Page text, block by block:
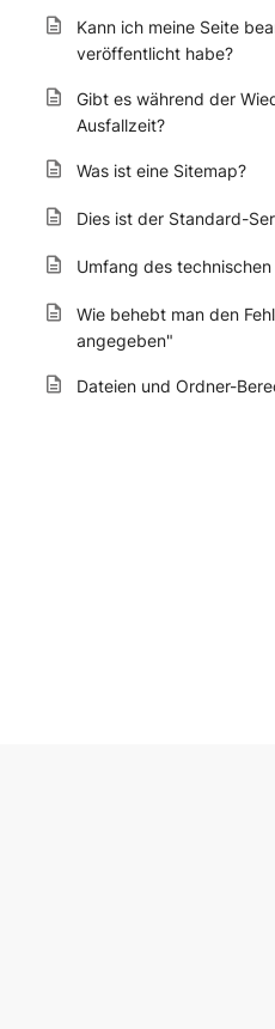
Kann ich meine Seite
veröffentlicht habe?
Gibt es während der
Ausfallzeit?
Was ist eine Sitemap?
Dies ist der Standard-
Umfang des
Wie behebt man den
angegeben"
Dateien und Ordner-